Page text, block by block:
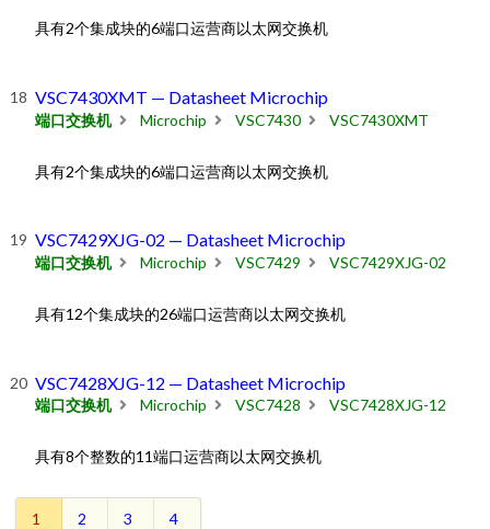
具有2个集成块的6端口运营商以太网交换机
VSC7430XMT — Datasheet Microchip
端口交换机 Microchip VSC7430 VSC7430XMT
具有2个集成块的6端口运营商以太网交换机
VSC7429XJG-02 — Datasheet Microchip
端口交换机 Microchip VSC7429 VSC7429XJG-02
具有12个集成块的26端口运营商以太网交换机
VSC7428XJG-12 — Datasheet Microchip
端口交换机 Microchip VSC7428 VSC7428XJG-12
具有8个整数的11端口运营商以太网交换机
1 2 3 4